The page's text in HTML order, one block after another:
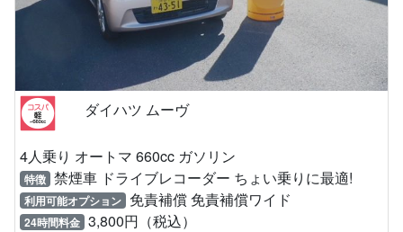
ダイハツ ムーヴ
4人乗り オートマ 660cc ガソリン
特徴 禁煙車 ドライブレコーダー ちょい乗りに最適!
利用可能オプション 免責補償 免責補償ワイド
24時間料金 3,800円（税込）